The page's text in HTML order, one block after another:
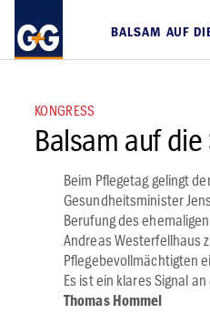
BALSAM AUF
KONGRESS
Balsam auf die
Beim Pflegetag gelingt
Gesundheitsminister
Berufung des
Andreas Westerfellhaus
Pflegebevollmächtigten
Es ist ein klares Signal
Thomas Hommel